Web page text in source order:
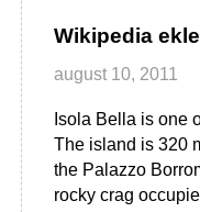
Wikipedia
august 10, 2011
Isola Bella is one
The island is 320
the Palazzo
rocky crag